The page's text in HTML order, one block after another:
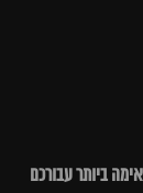
ביותר עבורכם